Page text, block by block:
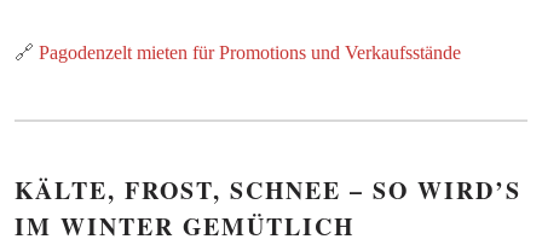
🔗 Pagodenzelt mieten für Promotions und Verkaufsstände
KÄLTE, FROST, SCHNEE – SO WIRD’S
IM WINTER GEMÜTLICH